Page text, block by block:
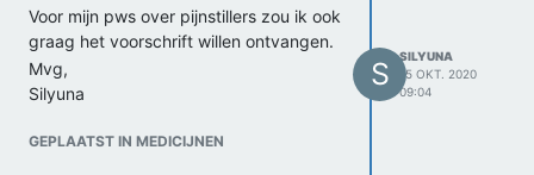
Voor mijn pws over pijnstillers zou ik ook
graag het voorschrift willen ontvangen.
Mvg,
Silyuna
GEPLAATST IN MEDICIJNEN
S
SILYUNA
15 OKT. 2020
09:04